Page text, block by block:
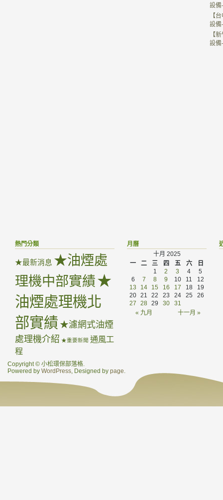
設備
【
設備
【
設備
熱門分類
★最新消息 ★油煙處
理機中部實績★
油煙處理機北
部實績 ★濾網式油煙
處理機介紹 ★重要新聞 通風工
程
月曆
十月 2025
一
二 三 四 五 六 日
« 九月 十一月 »
1 2 3 4
5
6
7 8 9 10 11
12
13
14 15 16 17 18
19
20 21 22 23 24 25
26
27
28 29 30 31
Copyright © 小松環保部落格.
Powered by WordPress, Designed by page.